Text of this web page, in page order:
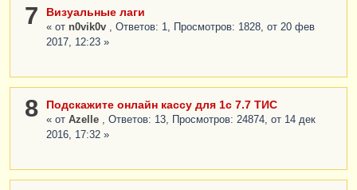
7 Визуальные лаги
« от n0vik0v
, Ответов: 1, Просмотров: 1828, от 20 фев
2017, 12:23 »
8 Подскажите онлайн кассу для 1с 7.7 ТИС
« от Azelle
, Ответов: 13, Просмотров: 24874, от 14 дек
2016, 17:32 »